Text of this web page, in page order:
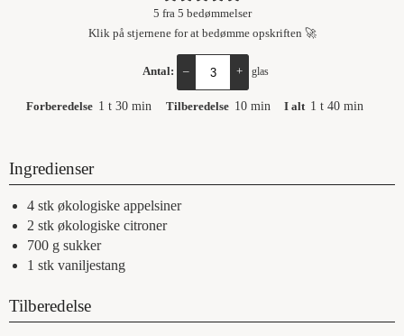
5 fra 5 bedømmelser
Klik på stjernene for at bedømme opskriften 🚀
Antal: – + glas
Forberedelse 1 t 30 min Tilberedelse 10 min I alt 1 t 40 min
Ingredienser
4 stk økologiske appelsiner
2 stk økologiske citroner
700 g sukker
1 stk vaniljestang
Tilberedelse